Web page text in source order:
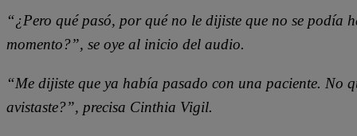
“¿Pero qué pasó, por qué no le dijiste que no se podía
momento?”, se oye al inicio del audio.
“Me dijiste que ya había pasado con una paciente. No
avistaste?”, precisa Cinthia Vigil.